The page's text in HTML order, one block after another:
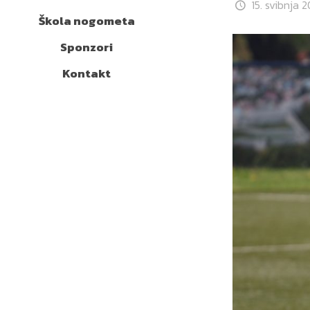
Škola nogometa
Sponzori
Kontakt
15. svibnja